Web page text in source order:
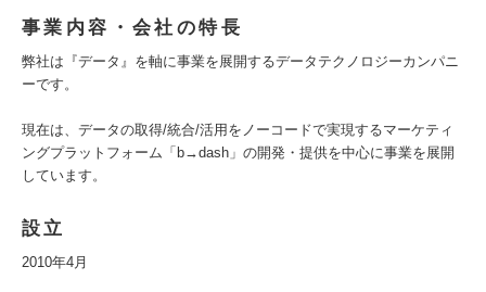
事業内容・会社の特長
弊社は『データ』を軸に事業を展開するデータテクノロジーカンパニ
ーです。
現在は、データの取得/統合/活用をノーコードで実現するマーケティ
ングプラットフォーム「b→dash」の開発・提供を中心に事業を展開
しています。
設立
2010年4月